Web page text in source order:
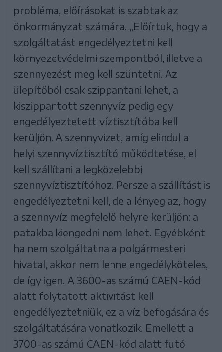
probléma, előírásokat is szabtak az
önkormányzat számára. „Előírtuk, hogy a
szolgáltatást engedélyeztetni kell
környezetvédelmi szempontból, illetve a
szennyezést meg kell szüntetni. Az
ülepítőből csak szippantani lehet, a
kiszippantott szennyvíz pedig egy
engedélyeztetett víztisztítóba kell
kerüljön. A szennyvizet, amíg elindul a
helyi szennyvíztisztító működtetése, el
kell szállítani a legközelebbi
szennyvíztisztítóhoz. Persze a szállítást is
engedélyeztetni kell, de a lényeg az, hogy
a szennyvíz megfelelő helyre kerüljön: a
patakba kiengedni nem lehet. Egyébként
ha nem szolgáltatna a polgármesteri
hivatal, akkor nem lenne engedélyköteles,
de így igen. A 3600-as számú CAEN-kód
alatt folytatott aktivitást kell
engedélyeztetniük, ez a víz befogására és
szolgáltatására vonatkozik. Emellett a
3700-as számú CAEN-kód alatt futó